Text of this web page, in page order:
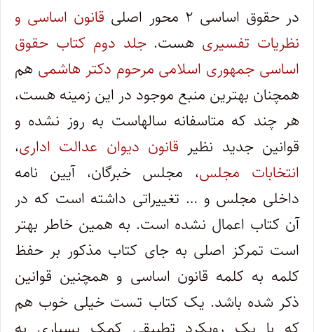
در حقوق اساسی ۲ محور اصلی
قانون اساسی و
نظریات تفسیری هست.جلد دوم کتاب حقوق
اساسی جمهوری اسلامی مرحوم دکتر هاشمی هم
همچنان بهترین منبع موجود در این زمینه هست،
هر چند که متاسفانه سالهاست به روز نشده و
قوانین جدید نظیر قانون دیوان عدالت اداری،
انتخابات مجلس، مجلس خبرگان، آیین نامه
داخلی مجلس و … تغییراتی داشته است که در
آن کتاب اعمال نشده است. به همین خاطر بهتر
است تمرکز اصلی به جای کتاب مذکور بر حفظ
کلمه به کلمه قانون اساسی و همچنین قوانین
ذکر شده باشد. یک کتاب تست خیلی خوب هم